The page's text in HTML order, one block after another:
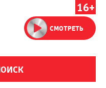
16+
СМОТРЕТЬ